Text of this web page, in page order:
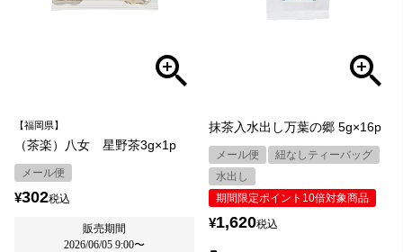
【福岡県】
（茶楽）八女 星野茶3g×1p
メール便
¥302税込
販売期間
2026/06/05 9:00〜
抹茶入水出し万葉の郷 5g×16p
メール便
紐なしティーバッグ
水出し
期間限定ポイント10倍対象商品
¥1,620税込